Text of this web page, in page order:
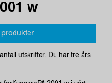
w
utskrifter. Du har tre års